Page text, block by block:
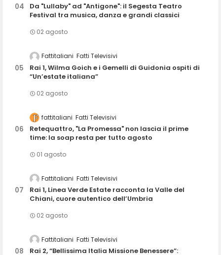
Da "Lullaby" ad "Antigone": il Segesta Teatro
Festival tra musica, danza e grandi classici
02 agosto
Fattitaliani Fatti Televisivi
Rai 1, Wilma Goich e i Gemelli di Guidonia ospiti di
“Un’estate italiana”
02 agosto
fattitaliani Fatti Televisivi
Retequattro, "La Promessa" non lascia il prime
time: la soap resta per tutto agosto
01 agosto
Fattitaliani Fatti Televisivi
Rai 1, Linea Verde Estate racconta la Valle del
Chiani, cuore autentico dell’Umbria
02 agosto
Fattitaliani Fatti Televisivi
Rai 2, “Bellissima Italia Missione Benessere”: